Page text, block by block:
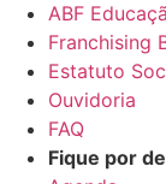
ABF
Franchising
Estatuto
Ouvidoria
FAQ
Fique por